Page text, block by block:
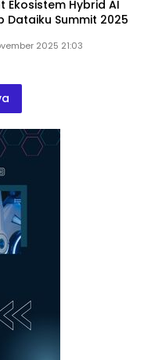
Ekosistem Hybrid AI
Dataiku Summit 2025
2025 21:03